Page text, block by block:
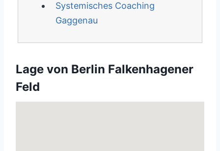
Systemisches Coaching
Gaggenau
Lage von Berlin Falkenhagener
Feld